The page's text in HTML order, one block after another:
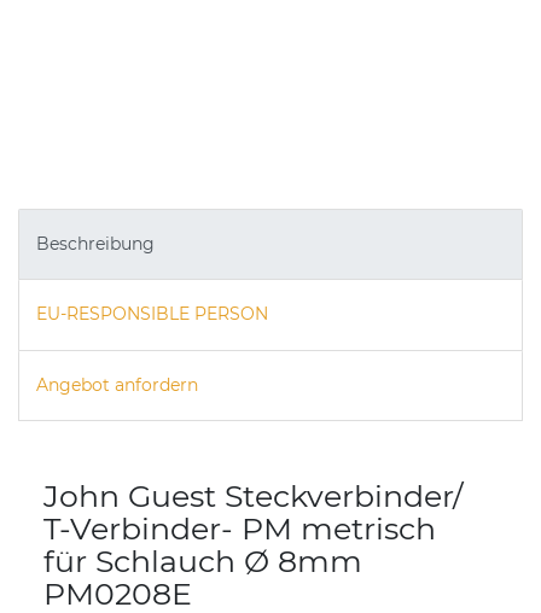
Beschreibung
EU-RESPONSIBLE PERSON
Angebot anfordern
John Guest Steckverbinder/
T-Verbinder- PM metrisch
für Schlauch Ø 8mm
PM0208E